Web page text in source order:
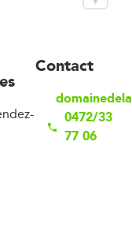
Contact
0472/33
77 06